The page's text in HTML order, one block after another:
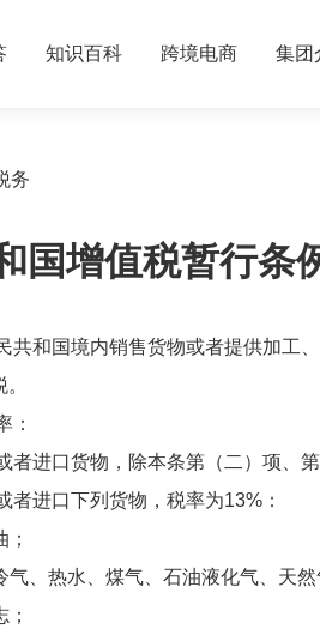
知识百科 跨境电商 集团
务
国增值税暂行条
国境内销售货物或者提供加工、
口货物，除本条第（二）项、第
进口下列货物，税率为13%：
热水、煤气、石油液化气、天然